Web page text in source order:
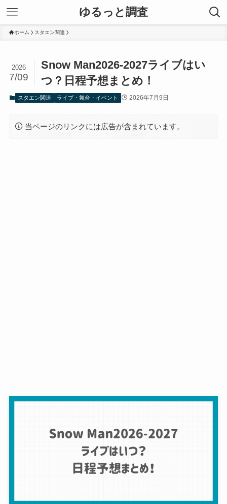
ゆるっと調査
ホーム スタエン関連
Snow Man2026-2027ライブはい
つ？日程予想まとめ！
2026
7/09
スタエン関連 ライブ・舞台・イベント 2026年7月9日
当ページのリンクには広告が含まれています。